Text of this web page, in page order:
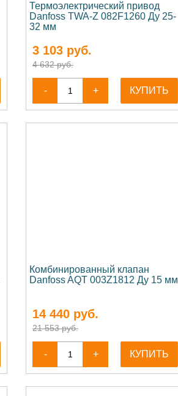
Термоэлектрический привод
Danfoss TWA-Z 082F1260 Ду 25-
32 мм
3 103 руб.
4 632 руб.
- + КУПИТЬ
Комбинированный клапан
Danfoss AQT 003Z1812 Ду 15 мм
14 440 руб.
21 553 руб.
- + КУПИТЬ